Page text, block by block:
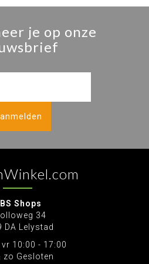
je op onze
Shops
34
DA Lelystad
10:00 - 17:00
zo Gesloten